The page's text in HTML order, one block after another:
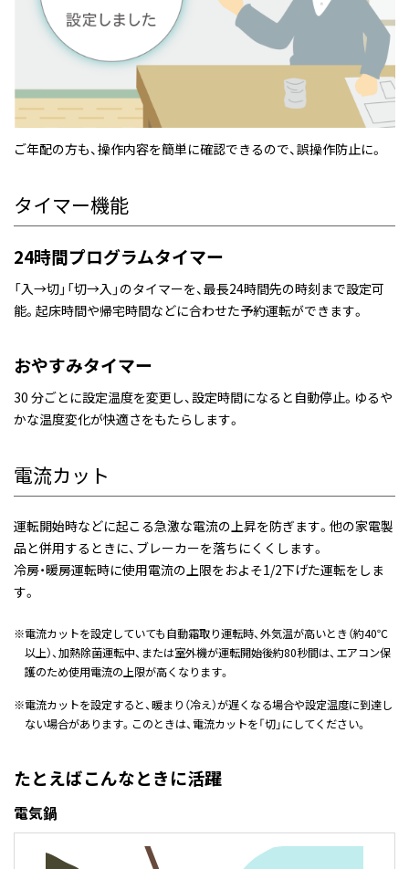
ご年配の方も、操作内容を簡単に確認できるので、誤操作防止に。
タイマー機能
24時間プログラムタイマー
「入→切」「切→入」のタイマーを、最長24時間先の時刻まで設定可
能。起床時間や帰宅時間などに合わせた予約運転ができます。
おやすみタイマー
30 分ごとに設定温度を変更し、設定時間になると自動停止。ゆるや
かな温度変化が快適さをもたらします。
電流カット
運転開始時などに起こる急激な電流の上昇を防ぎます。他の家電製
品と併用するときに、ブレーカーを落ちにくくします。
冷房・暖房運転時に使用電流の上限をおよそ1/2下げた運転をしま
す。
※電流カットを設定していても自動霜取り運転時、外気温が高いとき（約40℃
以上）、加熱除菌運転中、または室外機が運転開始後約80秒間は、エアコン保
護のため使用電流の上限が高くなります。
※電流カットを設定すると、暖まり（冷え）が遅くなる場合や設定温度に到達し
ない場合があります。このときは、電流カットを「切」にしてください。
たとえばこんなときに活躍
電気鍋